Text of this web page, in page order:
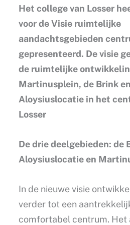
Het college van Losser
voor de Visie ruimtelijke
aandachtsgebieden
gepresenteerd. De visie
de ruimtelijke
Martinusplein, de Brink
Aloysiuslocatie in het
Losser
De drie deelgebieden: de
Aloysiuslocatie en
In de nieuwe visie
verder tot een
comfortabel centrum. Het